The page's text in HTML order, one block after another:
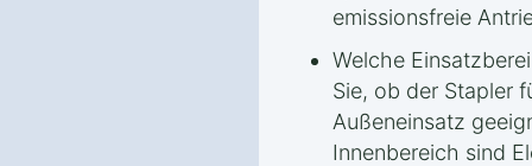
emissionsfreie
Welche
Sie, ob der Stapler
Außeneinsatz
Innenbereich sind